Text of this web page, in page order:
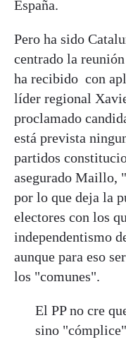
España.
Pero ha sido
centrado la
ha recibido con
líder regional
proclamado
está prevista
partidos
asegurado Maillo,
por lo que deja la
electores con los
independentismo
aunque para eso
los "comunes".
El PP no cre
sino